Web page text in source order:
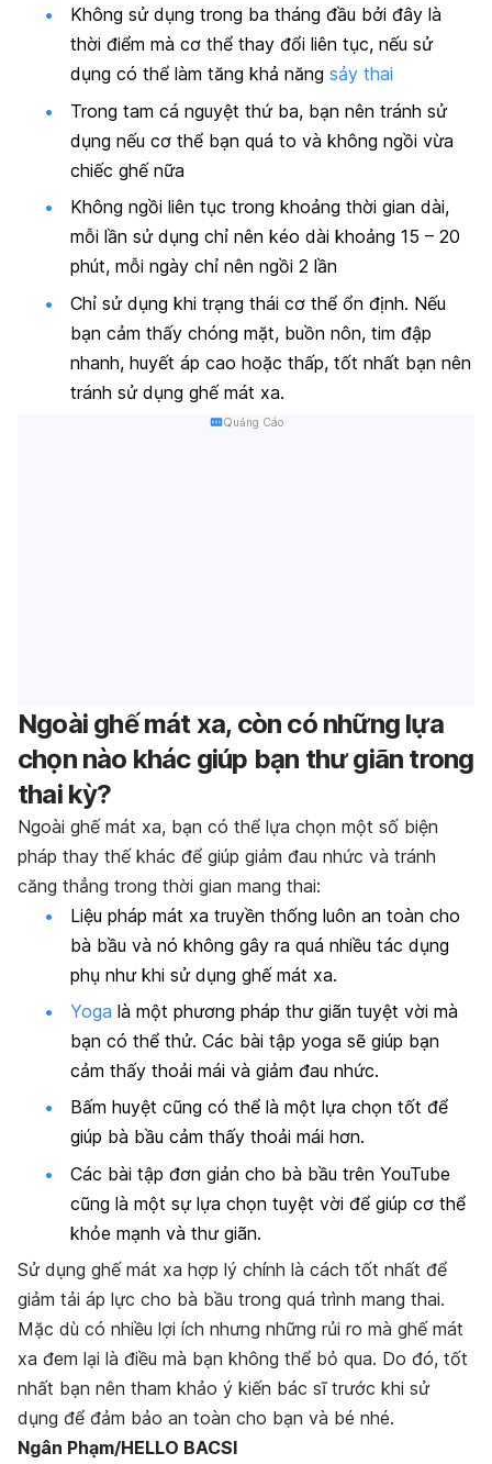
Không sử dụng trong ba tháng đầu bởi đây là
thời điểm mà cơ thể thay đổi liên tục, nếu sử
dụng có thể làm tăng khả năng sảy thai
Trong tam cá nguyệt thứ ba, bạn nên tránh sử
dụng nếu cơ thể bạn quá to và không ngồi vừa
chiếc ghế nữa
Không ngồi liên tục trong khoảng thời gian dài,
mỗi lần sử dụng chỉ nên kéo dài khoảng 15 – 20
phút, mỗi ngày chỉ nên ngồi 2 lần
Chỉ sử dụng khi trạng thái cơ thể ổn định. Nếu
bạn cảm thấy chóng mặt, buồn nôn, tim đập
nhanh, huyết áp cao hoặc thấp, tốt nhất bạn nên
tránh sử dụng ghế mát xa.
Quảng Cáo
Ngoài ghế mát xa, còn có những lựa
chọn nào khác giúp bạn thư giãn trong
thai kỳ?
Ngoài ghế mát xa, bạn có thể lựa chọn một số biện
pháp thay thế khác để giúp giảm đau nhức và tránh
căng thẳng trong thời gian mang thai:
Liệu pháp mát xa truyền thống luôn an toàn cho
bà bầu và nó không gây ra quá nhiều tác dụng
phụ như khi sử dụng ghế mát xa.
Yoga là một phương pháp thư giãn tuyệt vời mà
bạn có thể thử. Các bài tập yoga sẽ giúp bạn
cảm thấy thoải mái và giảm đau nhức.
Bấm huyệt cũng có thể là một lựa chọn tốt để
giúp bà bầu cảm thấy thoải mái hơn.
Các bài tập đơn giản cho bà bầu trên YouTube
cũng là một sự lựa chọn tuyệt vời để giúp cơ thể
khỏe mạnh và thư giãn.
Sử dụng ghế mát xa hợp lý chính là cách tốt nhất để
giảm tải áp lực cho bà bầu trong quá trình mang thai.
Mặc dù có nhiều lợi ích nhưng những rủi ro mà ghế mát
xa đem lại là điều mà bạn không thể bỏ qua. Do đó, tốt
nhất bạn nên tham khảo ý kiến bác sĩ trước khi sử
dụng để đảm bảo an toàn cho bạn và bé nhé.
Ngân Phạm/HELLO BACSI